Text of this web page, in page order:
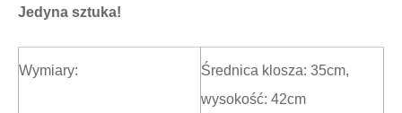
Jedyna sztuka!
Wymiary:
Średnica klosza: 35cm,
wysokość: 42cm